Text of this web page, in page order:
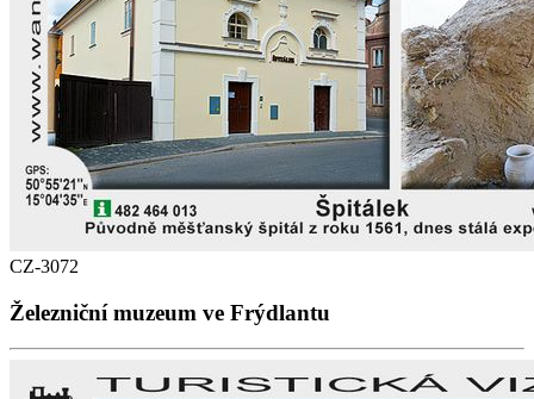
CZ-3072
Železniční muzeum ve Frýdlantu